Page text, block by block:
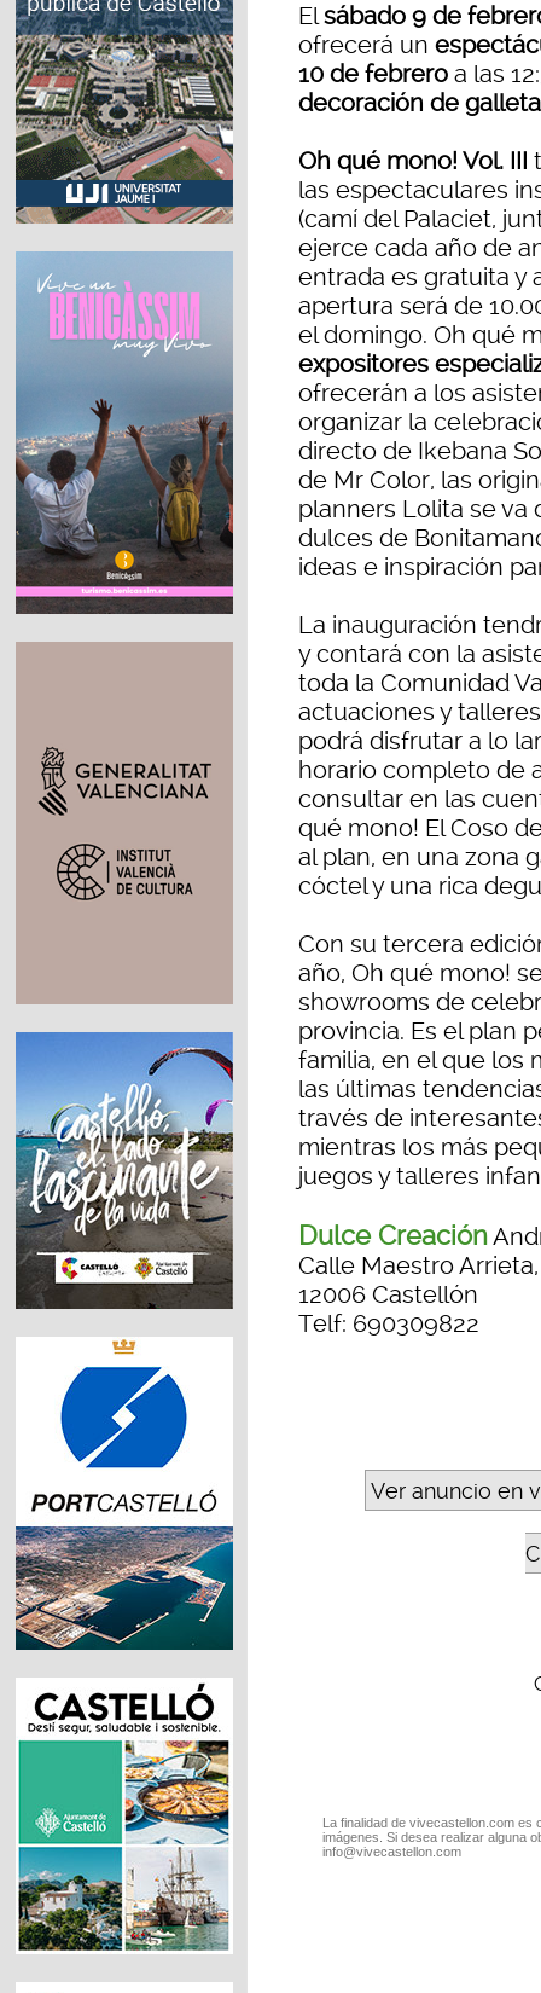
Elsábado 9 de
ofrecerá un
10 de febrero a las
decoración de
Oh qué mono! Vol. III
las espectaculares
(camí del Palaciet,
ejerce cada año de
entrada es gratuita y
apertura será de
el domingo. Oh qué
expositores
ofrecerán a los
organizar la
directo de Ikebana
de Mr Color, las
planners Lolita se va
dulces de
ideas e inspiración
La inauguración
y contará con la
toda la Comunidad
actuaciones y
podrá disfrutar a lo
horario completo de
consultar en las
qué mono! El Coso
al plan, en una zona
cóctel y una rica
Con su tercera
año, Oh qué mono!
showrooms de
provincia. Es el plan
familia, en el que los
las últimas
través de
mientras los más
juegos y talleres
Dulce Creación
Calle Maestro
12006 Castellón
Telf: 690309822
Ver anuncio en
La finalidad de vivecastellon.com
imágenes. Si desea realizar alguna
info@vivecastellon.com